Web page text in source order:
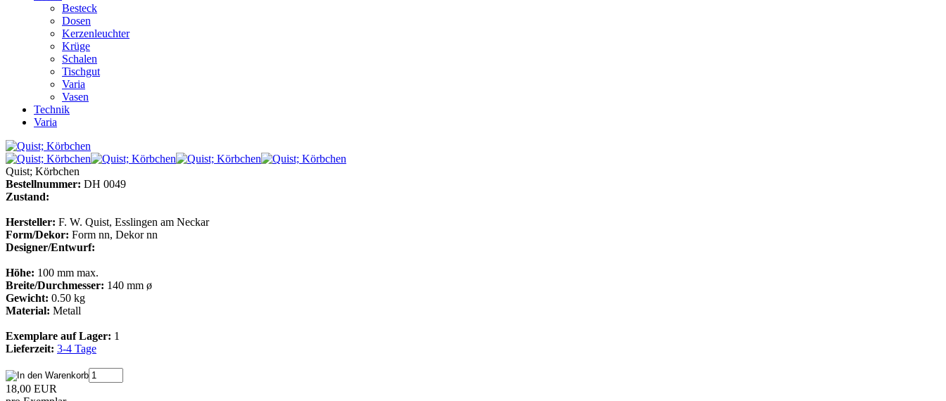
Besteck
Dosen
Kerzenleuchter
Krüge
Schalen
Tischgut
Varia
Vasen
Technik
Varia
Quist; Körbchen
Bestellnummer: DH 0049
Zustand:
Hersteller: F. W. Quist, Esslingen am Neckar
Form/Dekor: Form nn, Dekor nn
Designer/Entwurf:
Höhe: 100 mm max.
Breite/Durchmesser: 140 mm ø
Gewicht: 0.50 kg
Material: Metall
Exemplare auf Lager: 1
Lieferzeit: 3-4 Tage
18,00 EUR